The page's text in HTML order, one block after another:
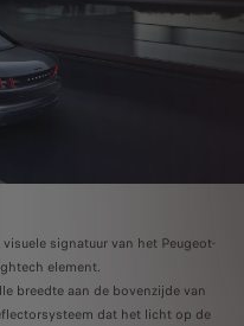
signatuur van het Peugeot-
element.
breedte aan de bovenzijde van
dat het licht op de